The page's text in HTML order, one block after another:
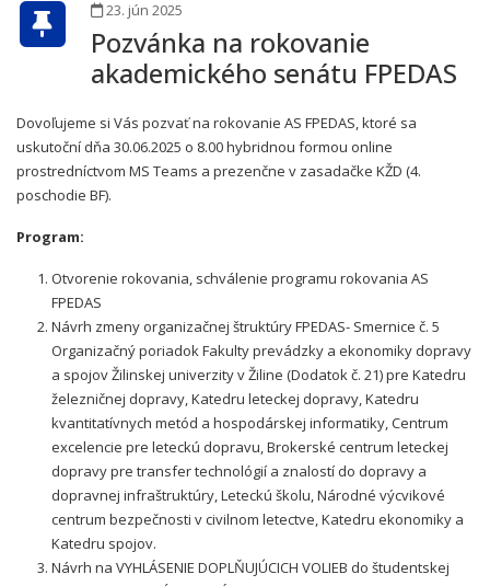
23. jún 2025
Pozvánka na rokovanie
akademického senátu FPEDAS
Dovoľujeme si Vás pozvať na rokovanie AS FPEDAS, ktoré sa
uskutoční dňa 30.06.2025 o 8.00 hybridnou formou online
prostredníctvom MS Teams a prezenčne v zasadačke KŽD (4.
poschodie BF).
Program:
Otvorenie rokovania, schválenie programu rokovania AS
FPEDAS
Návrh zmeny organizačnej štruktúry FPEDAS- Smernice č. 5
Organizačný poriadok Fakulty prevádzky a ekonomiky dopravy
a spojov Žilinskej univerzity v Žiline (Dodatok č. 21) pre Katedru
železničnej dopravy, Katedru leteckej dopravy, Katedru
kvantitatívnych metód a hospodárskej informatiky, Centrum
excelencie pre leteckú dopravu, Brokerské centrum leteckej
dopravy pre transfer technológií a znalostí do dopravy a
dopravnej infraštruktúry, Leteckú školu, Národné výcvikové
centrum bezpečnosti v civilnom letectve, Katedru ekonomiky a
Katedru spojov.
Návrh na VYHLÁSENIE DOPLŇUJÚCICH VOLIEB do študentskej